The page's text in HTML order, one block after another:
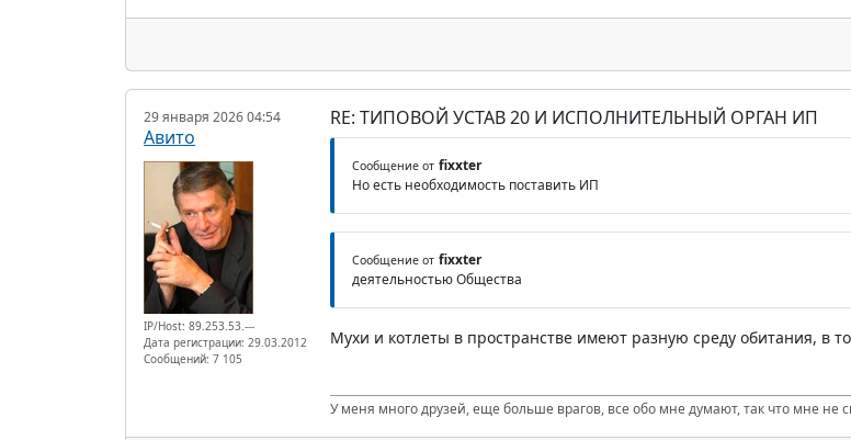
29 января 2026 04:54
Авито
IP/Host: 89.253.53.---
Дата регистрации: 29.03.2012
Сообщений: 7 105
RE: ТИПОВОЙ УСТАВ 20 И ИСПОЛНИТЕЛЬНЫЙ ОРГАН ИП
Сообщение от fixxter
Но есть необходимость поставить ИП
Сообщение от fixxter
деятельностью Общества
Мухи и котлеты в пространстве имеют разную среду обитания, в
У меня много друзей, еще больше врагов, все обо мне думают, так что мне не